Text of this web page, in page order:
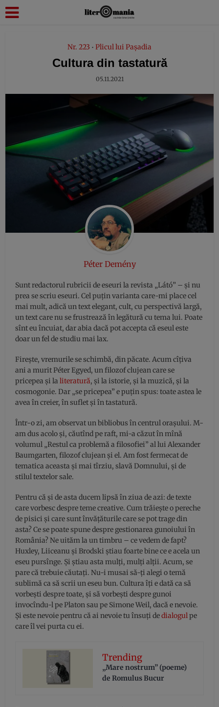
Nr. 223 • Plicul lui Pașadia
Cultura din tastatură
05.11.2021
Péter Demény
Sunt redactorul rubricii de eseuri la revista „Látó” – și nu
prea se scriu eseuri. Cel puțin varianta care-mi place cel
mai mult, adică un text elegant, cult, cu perspectivă largă,
un text care nu se frustrează în legătură cu tema lui. Poate
sînt eu încuiat, dar abia dacă pot accepta că eseul este
doar un fel de studiu mai lax.
Firește, vremurile se schimbă, din păcate. Acum cîțiva
ani a murit Péter Egyed, un filozof clujean care se
pricepea și laliteratură, și la istorie, și la muzică, și la
cosmogonie. Dar „se pricepea” e puțin spus: toate astea le
avea în creier, în suflet și în tastatură.
Într-o zi, am observat un bibliobus în centrul orașului. M-
am dus acolo și, căutînd pe raft, mi-a căzut în mînă
volumul „Restul ca problemă a filosofiei” al lui Alexander
Baumgarten, filozof clujean și el. Am fost fermecat de
tematica aceasta și mai tîrziu, slavă Domnului, și de
stilul textelor sale.
Pentru că și de asta ducem lipsă în ziua de azi: de texte
care vorbesc despre teme creative. Cum trăiește o pereche
de pisici și care sunt învățăturile care se pot trage din
asta? Ce se poate spune despre gestionarea gunoiului în
România? Ne uităm la un timbru – ce vedem de fapt?
Huxley, Liiceanu și Brodski știau foarte bine ce e acela un
eseu pursînge. Și știau asta mulți, mulți alții. Acum, se
pare că trebuie căutați. Nu-i musai să-ți alegi o temă
sublimă ca să scrii un eseu bun. Cultura îți e dată ca să
vorbești despre toate, și să vorbești despre gunoi
invocîndu-l pe Platon sau pe Simone Weil, dacă e nevoie.
Și este nevoie pentru că ai nevoie tu însuți dedialogulpe
care îl vei purta cu ei.
Trending
„Mare nostrum” (poeme)
de Romulus Bucur
modal-check